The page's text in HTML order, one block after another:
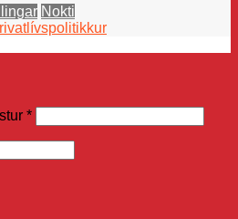
Nokti
*